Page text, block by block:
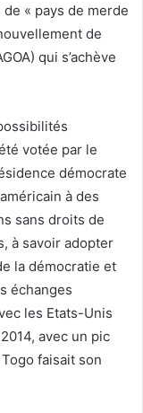
« pays de merde
de
qui s’achève
votée par le
démocrate
à des
sans droits de
à savoir adopter
la démocratie et
échanges
les Etats-Unis
avec un pic
faisait son